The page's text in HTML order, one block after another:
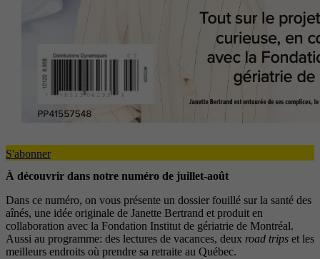
S'abonner
À découvrir dans notre numéro de juillet-août
Dans ce numéro, on vous présente un dossier fouillé sur la santé des
aînés, une idée originale de Janette Bertrand et produit en
collaboration avec la Fondation Institut de gériatrie de Montréal.
Aussi au programme: des lectures de vacances, deux road trips et les
meilleurs endroits où prendre sa retraite au Québec.